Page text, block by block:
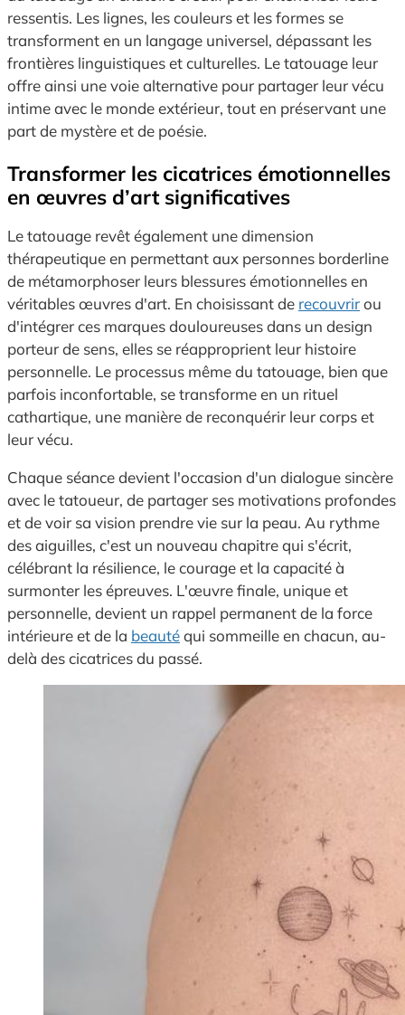
ressentis. Les lignes, les couleurs et les formes se
transforment en un langage universel, dépassant les
frontières linguistiques et culturelles. Le tatouage leur
offre ainsi une voie alternative pour partager leur vécu
intime avec le monde extérieur, tout en préservant une
part de mystère et de poésie.
Transformer les cicatrices émotionnelles
en œuvres d’art significatives
Le tatouage revêt également une dimension
thérapeutique en permettant aux personnes borderline
de métamorphoser leurs blessures émotionnelles en
véritables œuvres d'art. En choisissant de recouvrirou
d'intégrer ces marques douloureuses dans un design
porteur de sens, elles se réapproprient leur histoire
personnelle. Le processus même du tatouage, bien que
parfois inconfortable, se transforme en un rituel
cathartique, une manière de reconquérir leur corps et
leur vécu.
Chaque séance devient l'occasion d'un dialogue sincère
avec le tatoueur, de partager ses motivations profondes
et de voir sa vision prendre vie sur la peau. Au rythme
des aiguilles, c'est un nouveau chapitre qui s'écrit,
célébrant la résilience, le courage et la capacité à
surmonter les épreuves. L'œuvre finale, unique et
personnelle, devient un rappel permanent de la force
intérieure et de la beautéqui sommeille en chacun, au-
delà des cicatrices du passé.